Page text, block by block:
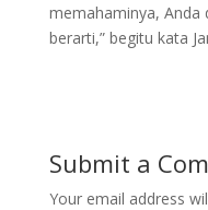
memahaminya, Anda
berarti,” begitu kata
Submit a
Your email address